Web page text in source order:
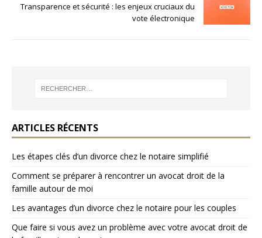
Transparence et sécurité : les enjeux cruciaux du
vote électronique
ARTICLES RÉCENTS
Les étapes clés d’un divorce chez le notaire simplifié
Comment se préparer à rencontrer un avocat droit de la
famille autour de moi
Les avantages d’un divorce chez le notaire pour les couples
Que faire si vous avez un problème avec votre avocat droit de